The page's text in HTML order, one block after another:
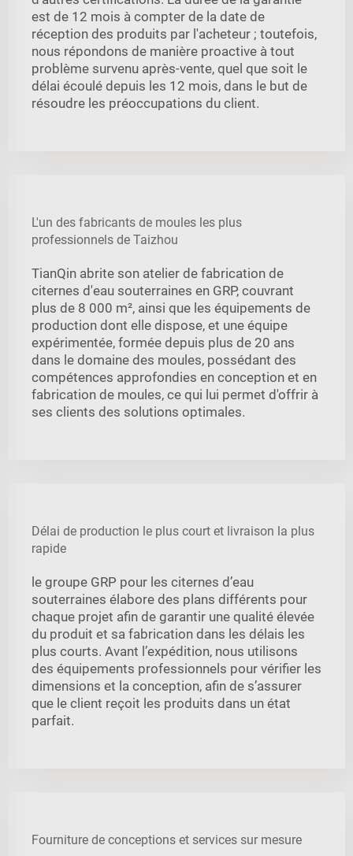
est de 12 mois à compter de la date de
réception des produits par l'acheteur ; toutefois,
nous répondons de manière proactive à tout
problème survenu après-vente, quel que soit le
délai écoulé depuis les 12 mois, dans le but de
résoudre les préoccupations du client.
L'un des fabricants de moules les plus
professionnels de Taizhou
TianQin abrite son atelier de fabrication de
citernes d'eau souterraines en GRP, couvrant
plus de 8 000 m², ainsi que les équipements de
production dont elle dispose, et une équipe
expérimentée, formée depuis plus de 20 ans
dans le domaine des moules, possédant des
compétences approfondies en conception et en
fabrication de moules, ce qui lui permet d'offrir à
ses clients des solutions optimales.
Délai de production le plus court et livraison la plus
rapide
le groupe GRP pour les citernes d’eau
souterraines élabore des plans différents pour
chaque projet afin de garantir une qualité élevée
du produit et sa fabrication dans les délais les
plus courts. Avant l’expédition, nous utilisons
des équipements professionnels pour vérifier les
dimensions et la conception, afin de s’assurer
que le client reçoit les produits dans un état
parfait.
Fourniture de conceptions et services sur mesure